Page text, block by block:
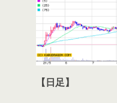
【日足】